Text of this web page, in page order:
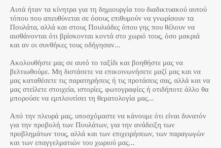
Αυτά ήταν τα κίνητρα για τη δημιουργία του διαδικτυακού αυτού
τόπου που απευθύνεται σε όσους επιθυμούν να γνωρίσουν τα
Πουλάτα, αλλά και στους Πουλιάδες όπου γης που θέλουν να
αισθάνονται ότι βρίσκονται κοντά στο χωριό τους, όσο μακριά
και αν οι συνθήκες τους οδήγησαν…
Ακολουθήστε μας σε αυτό το ταξίδι και βοηθήστε μας να
βελτιωθούμε. Μη διστάσετε να επικοινωνήσετε μαζί μας και να
μας καταθέσετε τις παρατηρήσεις ή τις προτάσεις σας, αλλά και να
μας στείλετε στοιχεία, ιστορίες, φωτογραφίες ή οτιδήποτε άλλο θα
μπορούσε να εμπλουτίσει τη θεματολογία μας…
Από την πλευρά μας, υποσχόμαστε να κάνουμε ότι είναι δυνατόν
για την προβολή των Πουλάτων, για την ανάδειξη των
προβλημάτων τους, αλλά και των επιχειρήσεων, των παραγωγών
και των επαγγελματιών του χωριού μας…